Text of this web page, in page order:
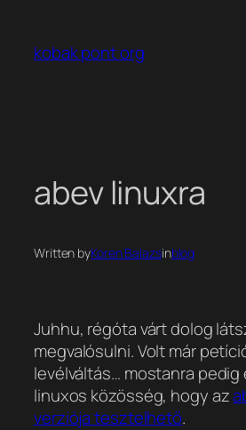
tartalomhoz
kobak pont org
abev linuxra
Written byKoren Balazsinblog
Juhhu, régóta várt dolog
megvalósulni. Volt már
levélváltás… mostanra
linuxos közösség, hogy az
verziója tesztelhető.